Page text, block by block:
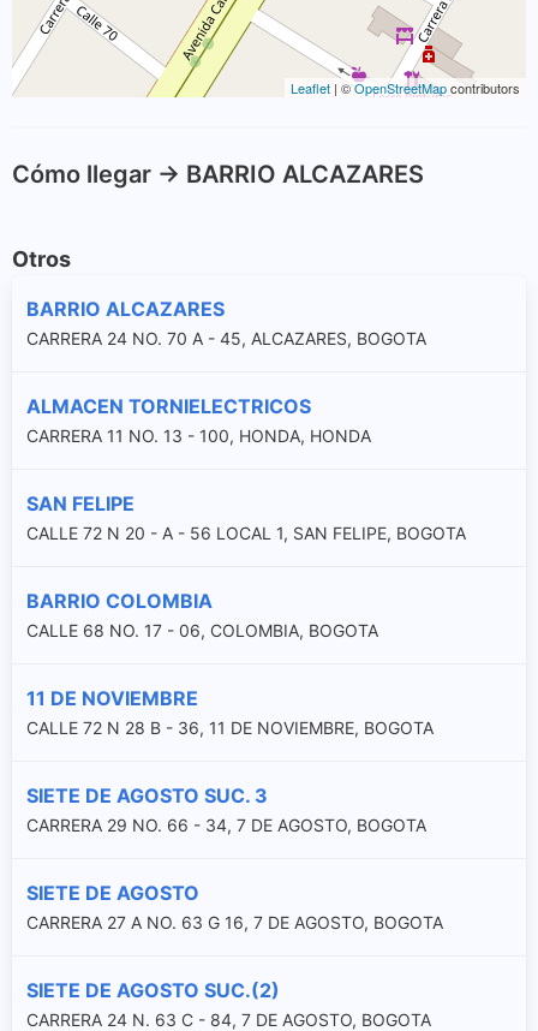
Leaflet | ©OpenStreetMapcontributors
Cómo llegar -> BARRIO ALCAZARES
Otros
BARRIO ALCAZARES
CARRERA 24 NO. 70 A - 45, ALCAZARES, BOGOTA
ALMACEN TORNIELECTRICOS
CARRERA 11 NO. 13 - 100, HONDA, HONDA
SAN FELIPE
CALLE 72 N 20 - A - 56 LOCAL 1, SAN FELIPE, BOGOTA
BARRIO COLOMBIA
CALLE 68 NO. 17 - 06, COLOMBIA, BOGOTA
11 DE NOVIEMBRE
CALLE 72 N 28 B - 36, 11 DE NOVIEMBRE, BOGOTA
SIETE DE AGOSTO SUC. 3
CARRERA 29 NO. 66 - 34, 7 DE AGOSTO, BOGOTA
SIETE DE AGOSTO
CARRERA 27 A NO. 63 G 16, 7 DE AGOSTO, BOGOTA
SIETE DE AGOSTO SUC.(2)
CARRERA 24 N. 63 C - 84, 7 DE AGOSTO, BOGOTA